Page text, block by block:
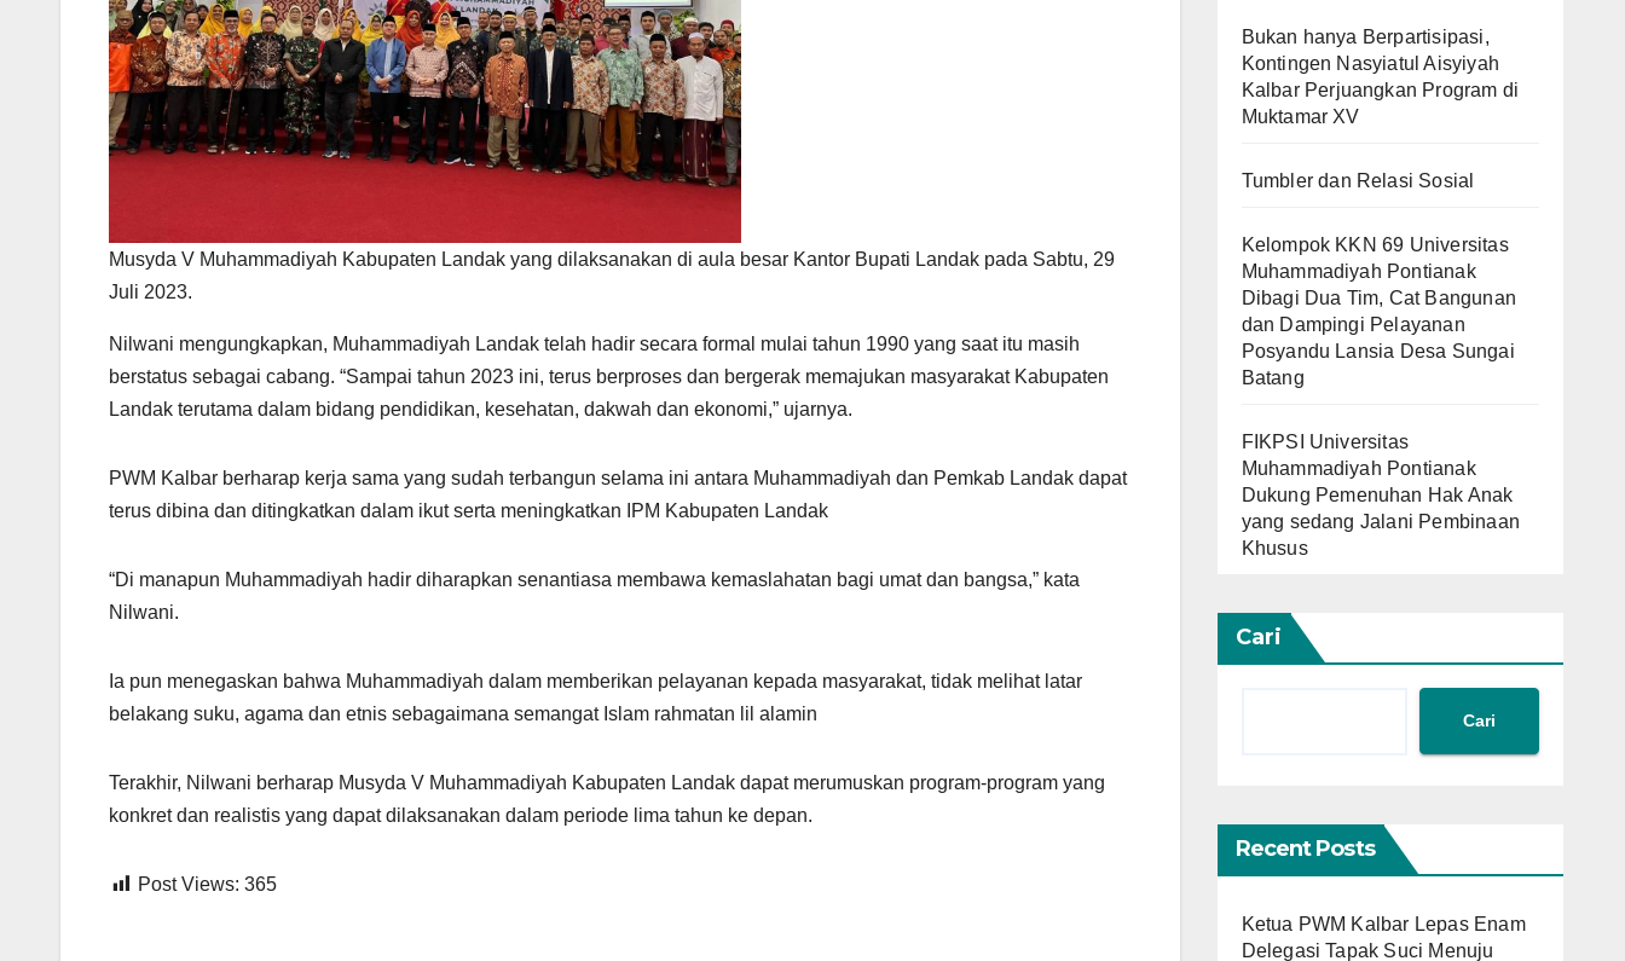
Musyda V Muhammadiyah Kabupaten Landak yang dilaksanakan di aula besar Kantor Bupati Landak pada Sabtu, 29
Juli 2023.
Nilwani mengungkapkan, Muhammadiyah Landak telah hadir secara formal mulai tahun 1990 yang saat itu masih
berstatus sebagai cabang. “Sampai tahun 2023 ini, terus berproses dan bergerak memajukan masyarakat Kabupaten
Landak terutama dalam bidang pendidikan, kesehatan, dakwah dan ekonomi,” ujarnya.
PWM Kalbar berharap kerja sama yang sudah terbangun selama ini antara Muhammadiyah dan Pemkab Landak dapat
terus dibina dan ditingkatkan dalam ikut serta meningkatkan IPM Kabupaten Landak
“Di manapun Muhammadiyah hadir diharapkan senantiasa membawa kemaslahatan bagi umat dan bangsa,” kata
Nilwani.
Ia pun menegaskan bahwa Muhammadiyah dalam memberikan pelayanan kepada masyarakat, tidak melihat latar
belakang suku, agama dan etnis sebagaimana semangat Islam rahmatan lil alamin
Terakhir, Nilwani berharap Musyda V Muhammadiyah Kabupaten Landak dapat merumuskan program-program yang
konkret dan realistis yang dapat dilaksanakan dalam periode lima tahun ke depan.
Post Views: 365
Bukan hanya Berpartisipasi,
Kontingen Nasyiatul Aisyiyah
Kalbar Perjuangkan Program di
Muktamar XV
Tumbler dan Relasi Sosial
Kelompok KKN 69 Universitas
Muhammadiyah Pontianak
Dibagi Dua Tim, Cat Bangunan
dan Dampingi Pelayanan
Posyandu Lansia Desa Sungai
Batang
FIKPSI Universitas
Muhammadiyah Pontianak
Dukung Pemenuhan Hak Anak
yang sedang Jalani Pembinaan
Khusus
Cari
Cari
Recent Posts
Ketua PWM Kalbar Lepas Enam
Delegasi Tapak Suci Menuju